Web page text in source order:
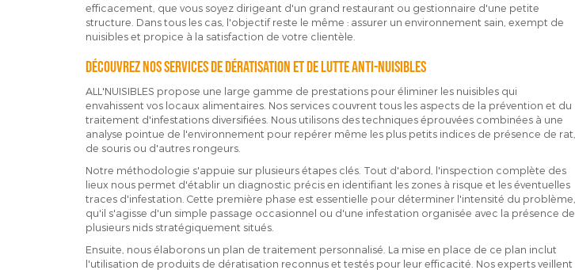
efficacement, que vous soyez dirigeant d'un grand restaurant ou gestionnaire d'une petite
structure. Dans tous les cas, l'objectif reste le même : assurer un environnement sain, exempt de
nuisibles et propice à la satisfaction de votre clientèle.
Découvrez nos services de dératisation et de lutte anti-nuisibles
ALL'NUISIBLES propose une large gamme de prestations pour éliminer les nuisibles qui
envahissent vos locaux alimentaires. Nos services couvrent tous les aspects de la prévention et du
traitement d'infestations diversifiées. Nous utilisons des techniques éprouvées combinées à une
analyse pointue de l'environnement pour repérer même les plus petits indices de présence de rat,
de souris ou d'autres rongeurs.
Notre méthodologie s'appuie sur plusieurs étapes clés. Tout d'abord, l'inspection complète des
lieux nous permet d'établir un diagnostic précis en identifiant les zones à risque et les éventuelles
traces d'infestation. Cette première phase est essentielle pour déterminer l'intensité du problème,
qu'il s'agisse d'un simple passage occasionnel ou d'une infestation organisée avec la présence de
plusieurs nids stratégiquement situés.
Ensuite, nous élaborons un plan de traitement personnalisé. La mise en place de ce plan inclut
l'utilisation de produits de dératisation reconnus et testés pour leur efficacité. Nos experts veillent